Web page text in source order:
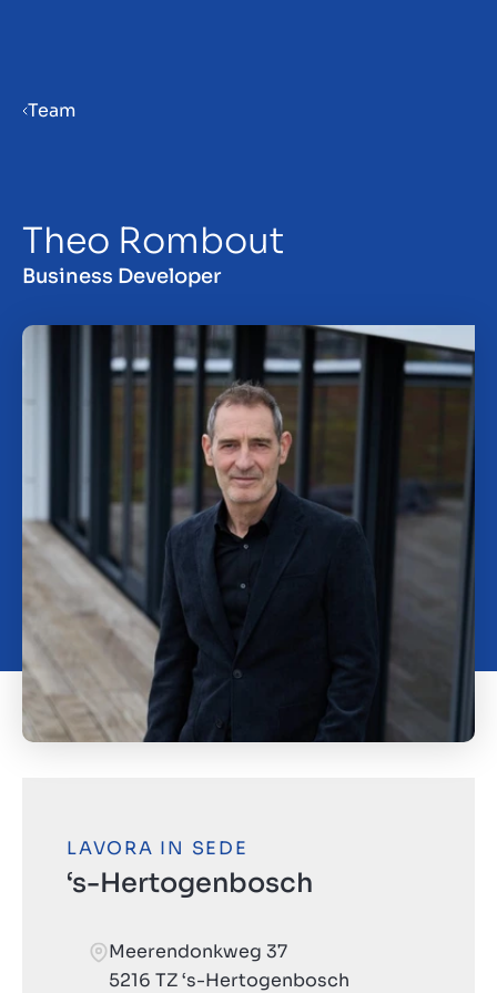
Approfondimenti
Contatto
Team
Theo Rombout
Business Developer
LAVORA IN SEDE
‘s-Hertogenbosch
Meerendonkweg 37
5216 TZ ‘s-Hertogenbosch